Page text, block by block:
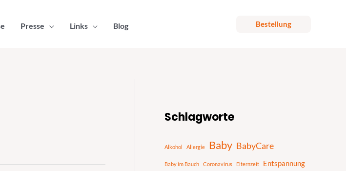
Presse Links Blog Bestellung
Schlagworte
Alkohol Allergie Baby BabyCare
Baby im Bauch Coronavirus Elternzeit Entspannung
c
e
n